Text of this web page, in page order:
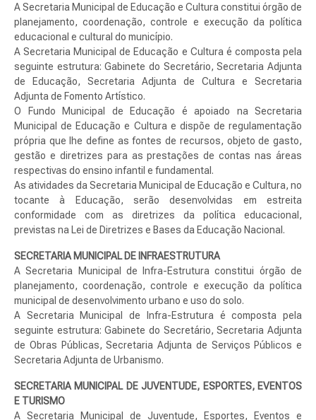
A Secretaria Municipal de Educação e Cultura constitui órgão de
planejamento, coordenação, controle e execução da política
educacional e cultural do município.
A Secretaria Municipal de Educação e Cultura é composta pela
seguinte estrutura: Gabinete do Secretário, Secretaria Adjunta
de Educação, Secretaria Adjunta de Cultura e Secretaria
Adjunta de Fomento Artístico.
O Fundo Municipal de Educação é apoiado na Secretaria
Municipal de Educação e Cultura e dispõe de regulamentação
própria que lhe define as fontes de recursos, objeto de gasto,
gestão e diretrizes para as prestações de contas nas áreas
respectivas do ensino infantil e fundamental.
As atividades da Secretaria Municipal de Educação e Cultura, no
tocante à Educação, serão desenvolvidas em estreita
conformidade com as diretrizes da política educacional,
previstas na Lei de Diretrizes e Bases da Educação Nacional.
SECRETARIA MUNICIPAL DE INFRAESTRUTURA
A Secretaria Municipal de Infra-Estrutura constitui órgão de
planejamento, coordenação, controle e execução da política
municipal de desenvolvimento urbano e uso do solo.
A Secretaria Municipal de Infra-Estrutura é composta pela
seguinte estrutura: Gabinete do Secretário, Secretaria Adjunta
de Obras Públicas, Secretaria Adjunta de Serviços Públicos e
Secretaria Adjunta de Urbanismo.
SECRETARIA MUNICIPAL DE JUVENTUDE, ESPORTES, EVENTOS
E TURISMO
A Secretaria Municipal de Juventude, Esportes, Eventos e